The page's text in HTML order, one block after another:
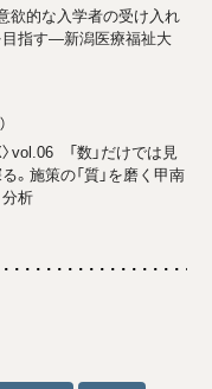
欲的な入学者の受け入れ
指す―新潟医療福祉大
vol.06 「数」だけでは見
。施策の「質」を磨く甲南
析